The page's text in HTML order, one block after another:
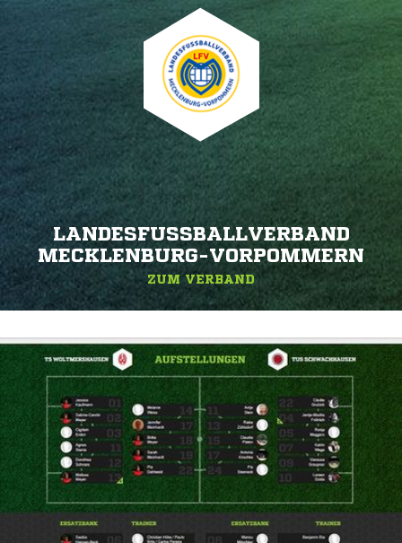
LANDESFUSSBALLVERBAND M
ECKLENBURG-VORPOMMERN
ZUM VERBAND